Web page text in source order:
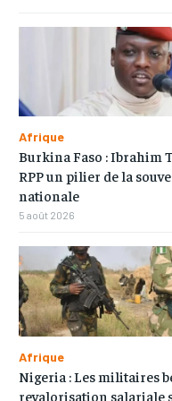
Afrique
Burkina Faso : Ibrahim
RPP un pilier de la
nationale
5 août 2026
Afrique
Nigeria : Les militaires
revalorisation salariale